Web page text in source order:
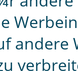
andere